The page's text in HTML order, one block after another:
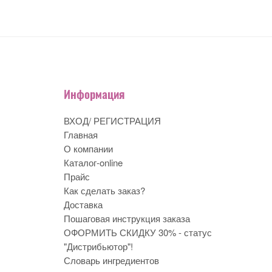
Информация
ВХОД/ РЕГИСТРАЦИЯ
Главная
О компании
Каталог-online
Прайс
Как сделать заказ?
Доставка
Пошаговая инструкция заказа
ОФОРМИТЬ СКИДКУ 30% - статус
"Дистрибьютор"!
Словарь ингредиентов